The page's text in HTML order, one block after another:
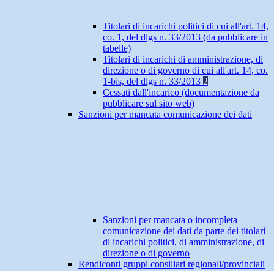
Titolari di incarichi politici di cui all'art. 14,
co. 1, del dlgs n. 33/2013 (da pubblicare in
tabelle)
Titolari di incarichi di amministrazione, di
direzione o di governo di cui all'art. 14, co.
1-bis, del dlgs n. 33/2013 2
Cessati dall'incarico (documentazione da
pubblicare sul sito web)
Sanzioni per mancata comunicazione dei dati
Sanzioni per mancata o incompleta
comunicazione dei dati da parte dei titolari
di incarichi politici, di amministrazione, di
direzione o di governo
Rendiconti gruppi consiliari regionali/provinciali